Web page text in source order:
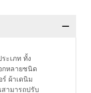
ะเภท ทั้ง
กหลายชนิด
ร์ ผ้าเดนิม
ามารถปรับ